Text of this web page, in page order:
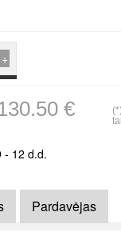
+
€
- 12 d.d.
Pardavėjas